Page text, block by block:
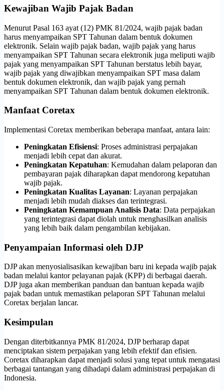
Kewajiban Wajib Pajak Badan
Menurut Pasal 163 ayat (12) PMK 81/2024, wajib pajak badan
harus menyampaikan SPT Tahunan dalam bentuk dokumen
elektronik. Selain wajib pajak badan, wajib pajak yang harus
menyampaikan SPT Tahunan secara elektronik juga meliputi wajib
pajak yang menyampaikan SPT Tahunan berstatus lebih bayar,
wajib pajak yang diwajibkan menyampaikan SPT masa dalam
bentuk dokumen elektronik, dan wajib pajak yang pernah
menyampaikan SPT Tahunan dalam bentuk dokumen elektronik.
Manfaat Coretax
Implementasi Coretax memberikan beberapa manfaat, antara lain:
Peningkatan Efisiensi: Proses administrasi perpajakan
menjadi lebih cepat dan akurat.
Peningkatan Kepatuhan: Kemudahan dalam pelaporan dan
pembayaran pajak diharapkan dapat mendorong kepatuhan
wajib pajak.
Peningkatan Kualitas Layanan: Layanan perpajakan
menjadi lebih mudah diakses dan terintegrasi.
Peningkatan Kemampuan Analisis Data: Data perpajakan
yang terintegrasi dapat diolah untuk menghasilkan analisis
yang lebih baik dalam pengambilan kebijakan.
Penyampaian Informasi oleh DJP
DJP akan menyosialisasikan kewajiban baru ini kepada wajib pajak
badan melalui kantor pelayanan pajak (KPP) di berbagai daerah.
DJP juga akan memberikan panduan dan bantuan kepada wajib
pajak badan untuk memastikan pelaporan SPT Tahunan melalui
Coretax berjalan lancar.
Kesimpulan
Dengan diterbitkannya PMK 81/2024, DJP berharap dapat
menciptakan sistem perpajakan yang lebih efektif dan efisien.
Coretax diharapkan dapat menjadi solusi yang tepat untuk mengatasi
berbagai tantangan yang dihadapi dalam administrasi perpajakan di
Indonesia.